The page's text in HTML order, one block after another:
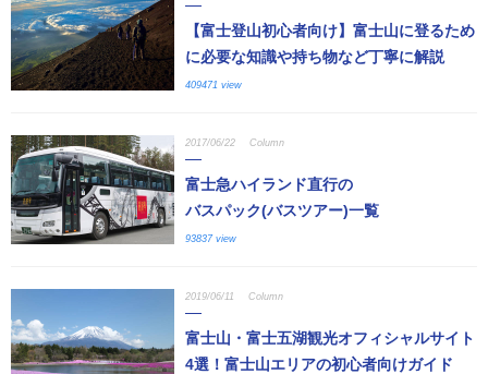
【富士登山初心者向け】富士山に登るため
に必要な知識や持ち物など丁寧に解説
409471 view
2017/06/22 Column
富士急ハイランド直行の
バスパック(バスツアー)一覧
93837 view
2019/06/11 Column
富士山・富士五湖観光オフィシャルサイト
4選！富士山エリアの初心者向けガイド